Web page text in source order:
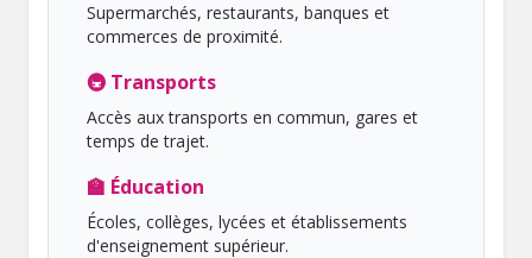
Supermarchés, restaurants, banques et
commerces de proximité.
🚇 Transports
Accès aux transports en commun, gares et
temps de trajet.
🏫 Éducation
Écoles, collèges, lycées et établissements
d'enseignement supérieur.